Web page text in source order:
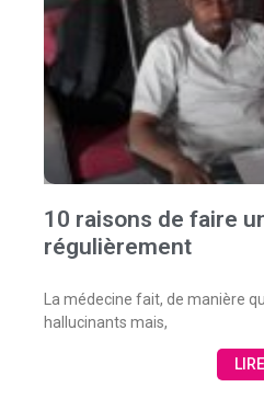
10 raisons de faire
régulièrement
La médecine fait, de manière
hallucinants mais,